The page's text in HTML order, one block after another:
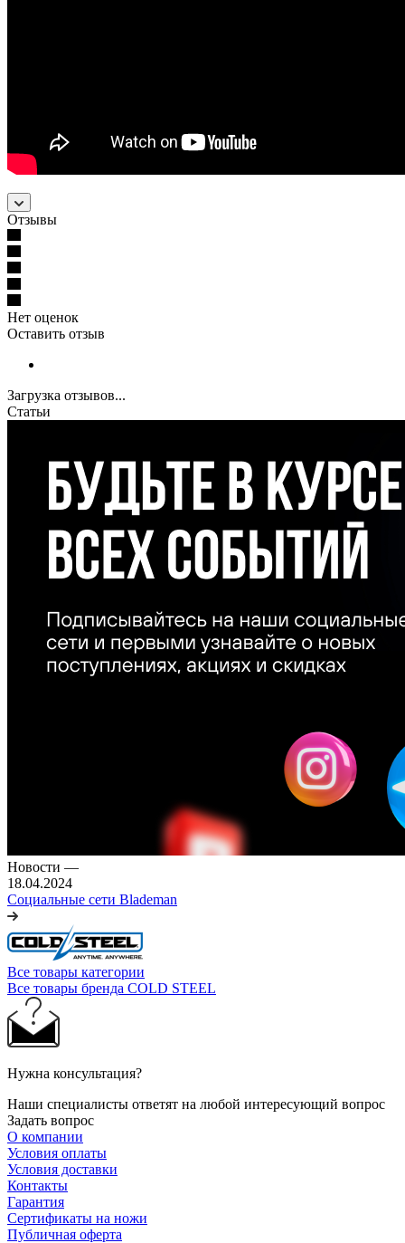
Отзывы
Нет оценок
Оставить отзыв
Загрузка отзывов...
Статьи
Новости —
18.04.2024
Социальные сети Blademan
Все товары категории
Все товары бренда COLD STEEL
Нужна консультация?
Наши специалисты ответят на любой интересующий вопрос
Задать вопрос
О компании
Условия оплаты
Условия доставки
Контакты
Гарантия
Сертификаты на ножи
Публичная оферта